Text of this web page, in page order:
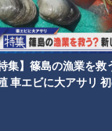
集】篠島の漁業を救
車エビに大アサリ